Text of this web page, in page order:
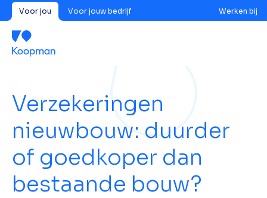
Voor jou Voor jouw bedrijf Werken bij
Verzekeringen
nieuwbouw: duurder
of goedkoper dan
bestaande bouw?